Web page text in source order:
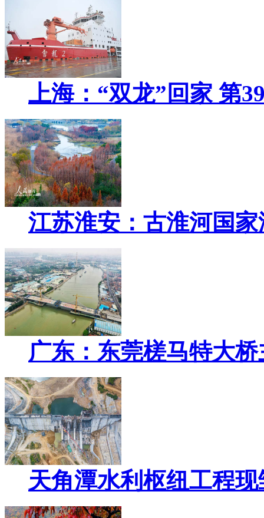
上海：“双龙”回家 第
江苏淮安：古淮河国
广东：东莞槎马特大
天角潭水利枢纽工程